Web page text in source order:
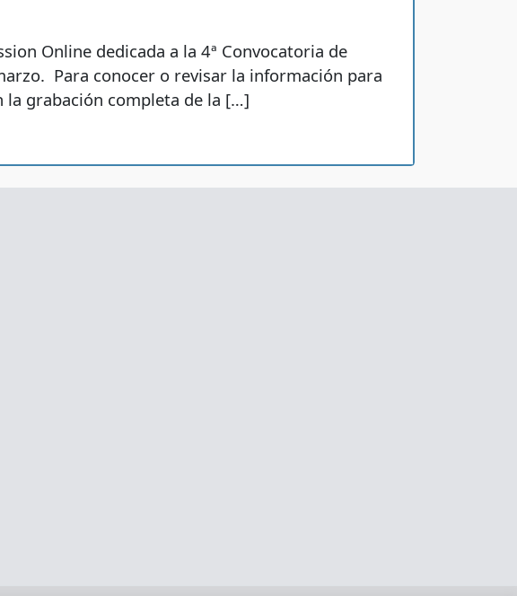
Online dedicada a la 4ª Convocatoria de
Para conocer o revisar la información para
la grabación completa de la […]